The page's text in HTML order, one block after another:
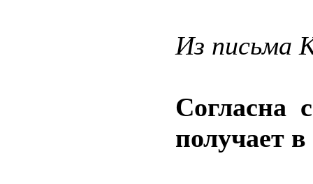
Из письма
Согласна
получает